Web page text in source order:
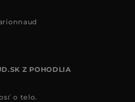
Z POHODLIA
o telo.